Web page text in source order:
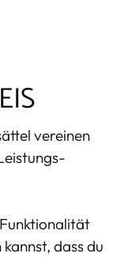
vereinen
dass du